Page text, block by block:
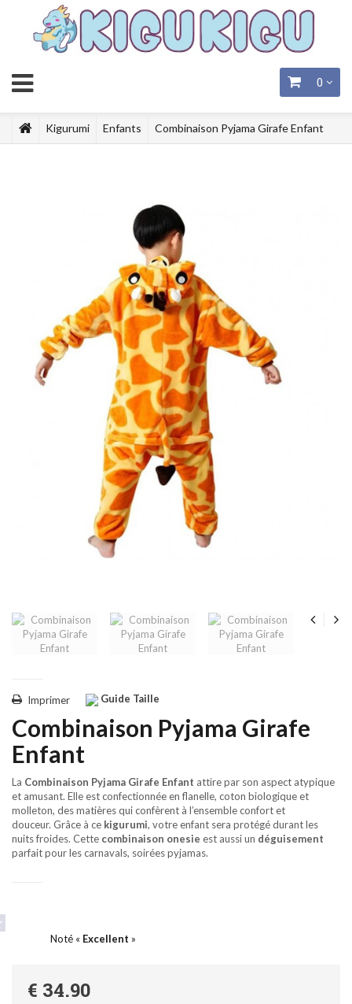
0
Kigurumi Enfants Combinaison Pyjama Girafe Enfant
Guide Taille
Imprimer
Combinaison Pyjama Girafe
Enfant
La Combinaison Pyjama Girafe Enfant attire par son aspect atypique
et amusant. Elle est confectionnée en flanelle, coton biologique et
molleton, des matières qui confèrent à l’ensemble confort et
douceur. Grâce à ce kigurumi, votre enfant sera protégé durant les
nuits froides. Cette combinaison onesie est aussi un déguisement
parfait pour les carnavals, soirées pyjamas.
Noté « Excellent »
€ 34.90